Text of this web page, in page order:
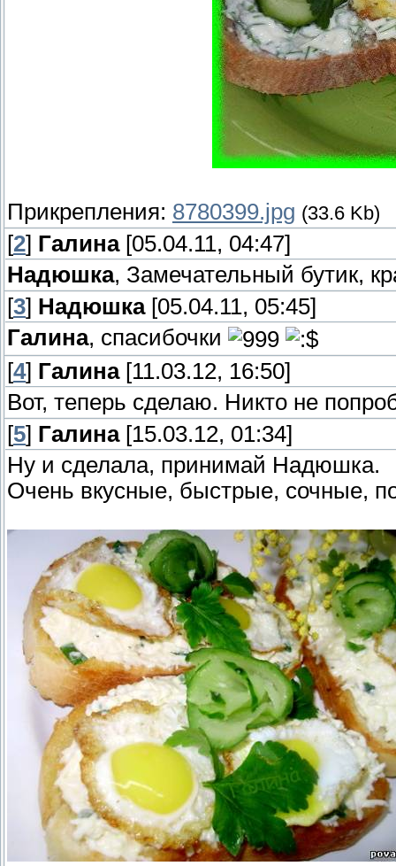
Прикрепления: 8780399.jpg (33.6 Kb)
[2] Галина[05.04.11, 04:47]
Надюшка, Замечательный бутик,
[3] Надюшка[05.04.11, 05:45]
Галина, спасибочки
[4] Галина[11.03.12, 16:50]
Вот, теперь сделаю. Никто не
[5] Галина[15.03.12, 01:34]
Ну и сделала, принимай Надюшка.
Очень вкусные, быстрые, сочные,